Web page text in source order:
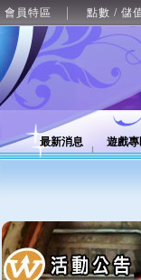
會員特區 點數 / 儲
最新消息 遊戲